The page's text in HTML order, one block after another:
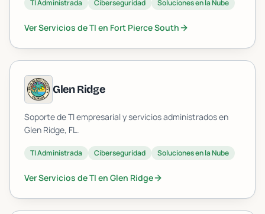
TI Administrada Ciberseguridad Soluciones en la Nube
Ver Servicios de TI en Fort Pierce South
Glen Ridge
Soporte de TI empresarial y servicios administrados en
Glen Ridge, FL.
TI Administrada Ciberseguridad Soluciones en la Nube
Ver Servicios de TI en Glen Ridge